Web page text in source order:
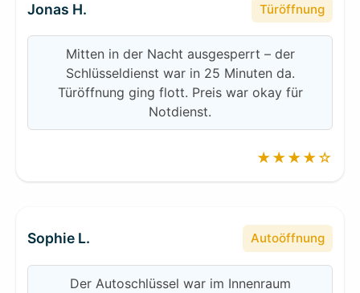
Jonas H. Türöffnung
Mitten in der Nacht ausgesperrt – der
Schlüsseldienst war in 25 Minuten da.
Türöffnung ging flott. Preis war okay für
Notdienst.
★★★★☆
Sophie L. Autoöffnung
Der Autoschlüssel war im Innenraum